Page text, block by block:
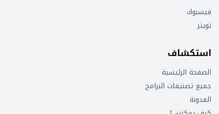
فيسبوك
تويتر
استكشاف
الصفحة الرئيسية
جميع تصنيفات البرامج
المدونة